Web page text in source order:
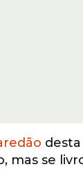
mas se